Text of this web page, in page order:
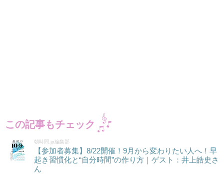
この記事もチェック
朝時間.jp編集部
【参加者募集】8/22開催！9月から変わりたい人へ！早
起き習慣化と“自分時間”の作り方｜ゲスト：井上皓史さ
ん